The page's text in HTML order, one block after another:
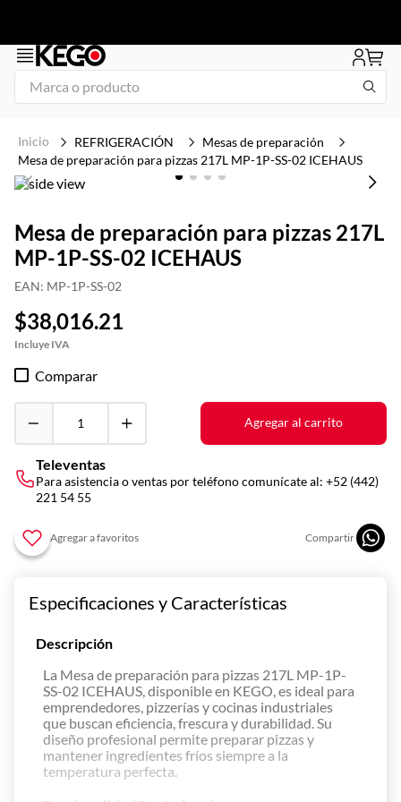
Marca o producto
REFRIGERACIÓN
Mesas de preparación
Mesa de preparación para pizzas 217L MP-1P-SS-02 ICEHAUS
Mesa de preparación para pizzas 217L
MP-1P-SS-02 ICEHAUS
EAN: MP-1P-SS-02
$38,016.21
Comparar
Agregar al carrito
Televentas
Para asistencia o ventas por teléfono comunícate al: +52 (442)
221 54 55
Especificaciones y Características
Descripción
La Mesa de preparación para pizzas 217L MP-1P-
SS-02 ICEHAUS, disponible en KEGO, es ideal para
emprendedores, pizzerías y cocinas industriales
que buscan eficiencia, frescura y durabilidad. Su
diseño profesional permite preparar pizzas y
mantener ingredientes fríos siempre a la
temperatura perfecta.
2.
freidora
3.
plancha
.
congelador
5.
mesa refrigerada
6.
icehaus
7.
tapa
8.
insertos
9.
asador
vitrina